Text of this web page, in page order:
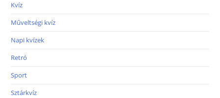
Kvíz
Műveltségi kvíz
Napi kvízek
Retró
Sport
Sztárkvíz